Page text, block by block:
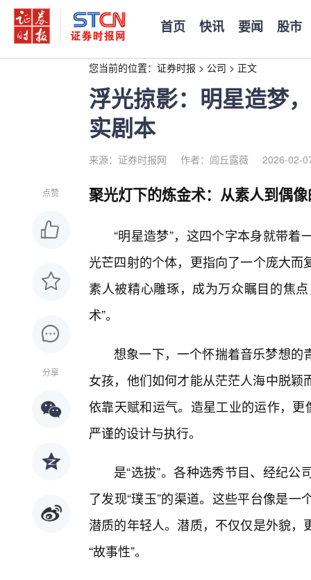
首页 快讯 要闻 股市
您当前的位置： 证券时报 > 公司 > 正文
浮光掠影：明星造梦
实剧本
来源：证券时报网 作者：闾丘露薇 2026-02-
点赞
分享
聚光灯下的炼金术：从素人到偶
“明星造梦”，这四个字本身就带
光芒四射的个体，更指向了一个庞大
素人被精心雕琢，成为万众瞩目的焦
术”。
想象一下，一个怀揣着音乐梦想的
女孩，他们如何才能从茫茫人海中脱
依靠天赋和运气。造星工业的运作，
严谨的设计与执行。
是“选拔”。各种选秀节目、经纪
了发现“璞玉”的渠道。这些平台像是
潜质的年轻人。潜质，不仅仅是外貌
“故事性”。